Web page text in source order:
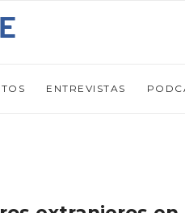
ENTREVISTAS